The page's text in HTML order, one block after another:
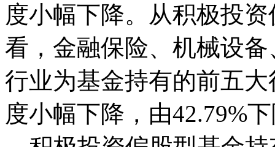
度小幅下降。从积极投
看，金融保险、机械设
行业为基金持有的前五
度小幅下降，由42.79%